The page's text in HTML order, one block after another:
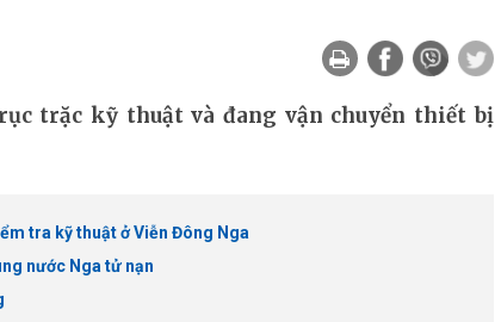
trặc kỹ thuật và đang vận chuyển thiết bị
tra kỹ thuật ở Viễn Đông Nga
nước Nga tử nạn